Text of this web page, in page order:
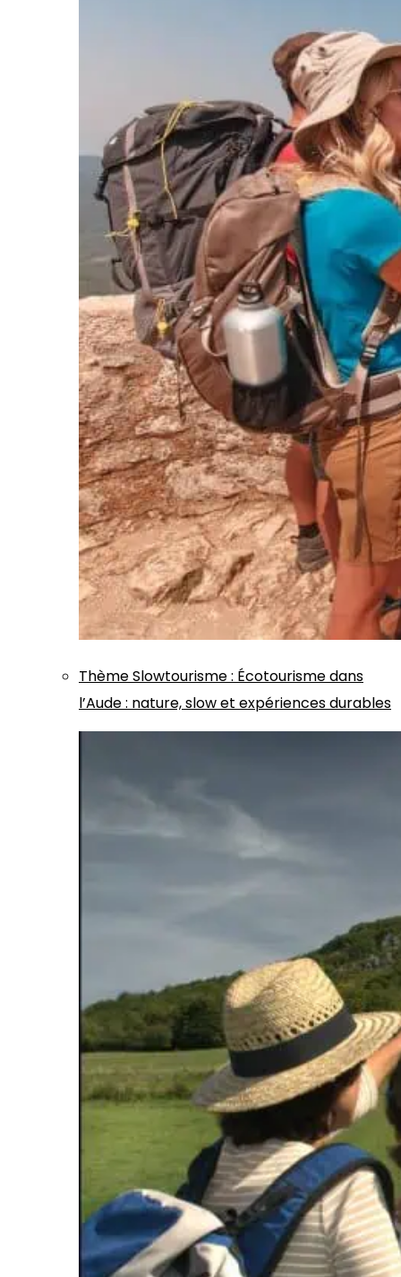
ThèmeSlowtourisme: Écotourisme dans
l’Aude : nature, slow et expériences durables